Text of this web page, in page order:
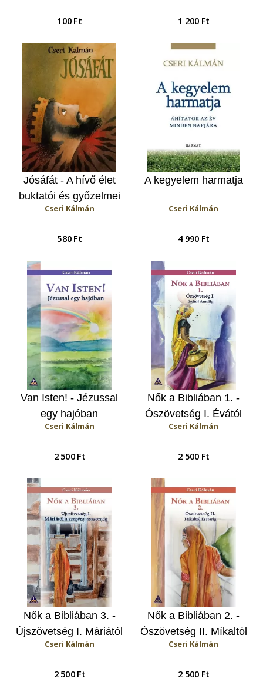
100 Ft 1 200 Ft
Jósáfát - A hívő élet
buktatói és győzelmei
Cseri Kálmán
580 Ft
A kegyelem harmatja
Cseri Kálmán
4 990 Ft
Van Isten! - Jézussal
egy hajóban
Cseri Kálmán
2 500 Ft
Nők a Bibliában 1. -
Ószövetség I. Évától
Annáig
Cseri Kálmán
2 500 Ft
Nők a Bibliában 3. -
Újszövetség I. Máriától
a szegény asszonyig
Cseri Kálmán
2 500 Ft
Nők a Bibliában 2. -
Ószövetség II. Míkaltól
Eszterig
Cseri Kálmán
2 500 Ft